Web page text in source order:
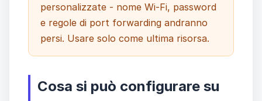
personalizzate - nome Wi-Fi, password
e regole di port forwarding andranno
persi. Usare solo come ultima risorsa.
Cosa si può configurare su